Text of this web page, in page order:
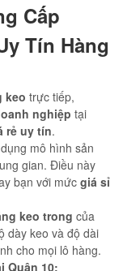
Cấp
Tín Hàng
keo trực tiếp,
nghiệp tại
rẻ uy tín.
mô hình sản
gian. Điều này
bạn với mứcgiá sỉ
keo trong của
dày keo và độ dài
cho mọi lô hàng.
Quận 10: